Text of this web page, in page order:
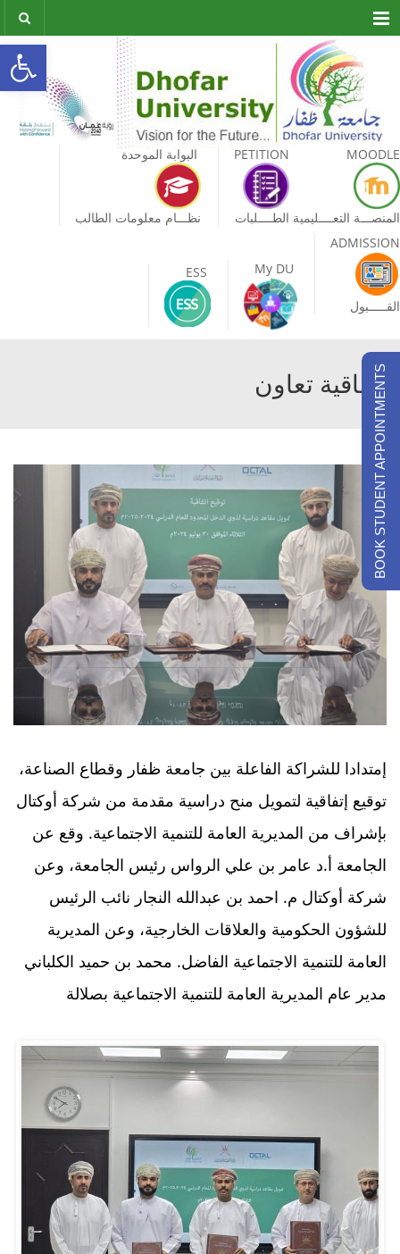
Menu
MOODLE
المنصـــة التعــــليمية
PETITION
الطــــلبات
البوابة الموحدة
نظـــام معلومات الطالب
ADMISSION
القـــــبول
اتفاقية تعاون
إمتدادا للشراكة الفاعلة بين جامعة ظفار وقطاع الصناعة،
توقيع إتفاقية لتمويل منح دراسية مقدمة من شركة أوكتال
بإشراف من المديرية العامة للتنمية الاجتماعية. وقع عن
الجامعة أ.د عامر بن علي الرواس رئيس الجامعة، وعن
شركة أوكتال م. احمد بن عبدالله النجار نائب الرئيس
للشؤون الحكومية والعلاقات الخارجية، وعن المديرية
العامة للتنمية الاجتماعية الفاضل. محمد بن حميد الكلباني
مدير عام المديرية العامة للتنمية الاجتماعية بصلالة
BOOK STUDENT APPOINTMENTS